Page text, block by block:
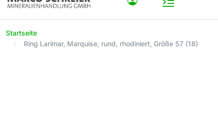
Startseite
Ring Larimar, Marquise, rund, rhodiniert, Größe 57 (18)